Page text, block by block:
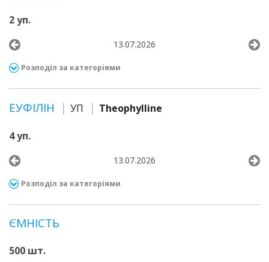
2 уп.
13.07.2026
Розподіл за категоріями
ЕУФІЛІН УП Theophylline
4 уп.
13.07.2026
Розподіл за категоріями
ЄМНІСТЬ
500 шт.